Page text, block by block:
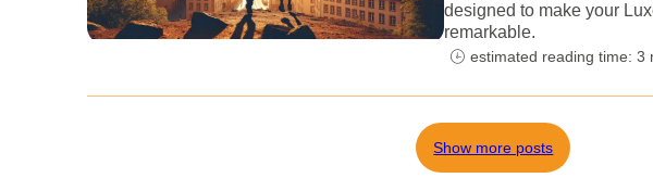
designed to make your
remarkable.
estimated reading time: 3
Show more posts